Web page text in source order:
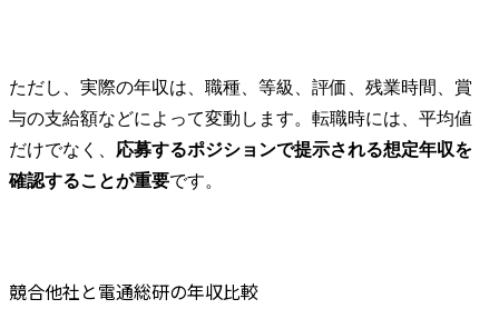
ただし、実際の年収は、職種、等級、評価、残業時間、賞
与の支給額などによって変動します。転職時には、平均値
だけでなく、 応募するポジションで提示される想定年収を
確認することが重要です。
競合他社と電通総研の年収比較